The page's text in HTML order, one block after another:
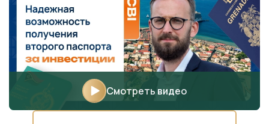
Перейти на канал
Смотреть видео